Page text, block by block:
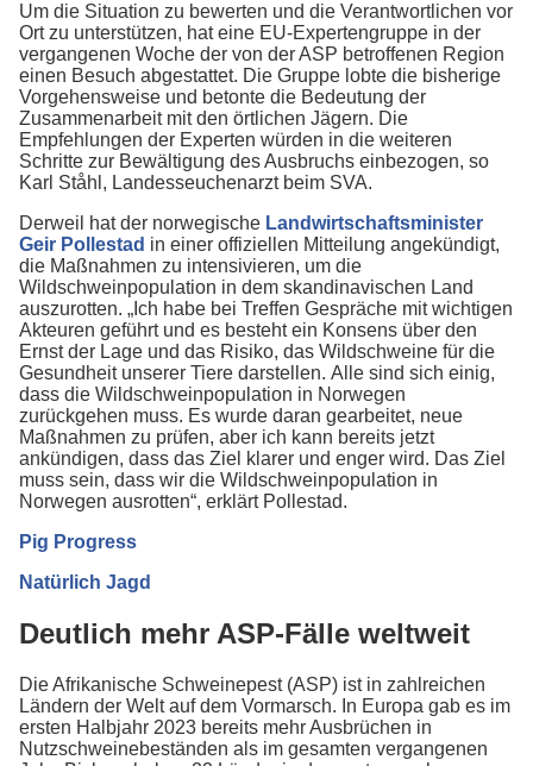
Um die Situation zu bewerten und die Verantwortlichen vor
Ort zu unterstützen, hat eine EU-Expertengruppe in der
vergangenen Woche der von der ASP betroffenen Region
einen Besuch abgestattet. Die Gruppe lobte die bisherige
Vorgehensweise und betonte die Bedeutung der
Zusammenarbeit mit den örtlichen Jägern. Die
Empfehlungen der Experten würden in die weiteren
Schritte zur Bewältigung des Ausbruchs einbezogen, so
Karl Ståhl, Landesseuchenarzt beim SVA.
Derweil hat der norwegische Landwirtschaftsminister
Geir Pollestad in einer offiziellen Mitteilung angekündigt,
die Maßnahmen zu intensivieren, um die
Wildschweinpopulation in dem skandinavischen Land
auszurotten. „Ich habe bei Treffen Gespräche mit wichtigen
Akteuren geführt und es besteht ein Konsens über den
Ernst der Lage und das Risiko, das Wildschweine für die
Gesundheit unserer Tiere darstellen. Alle sind sich einig,
dass die Wildschweinpopulation in Norwegen
zurückgehen muss. Es wurde daran gearbeitet, neue
Maßnahmen zu prüfen, aber ich kann bereits jetzt
ankündigen, dass das Ziel klarer und enger wird. Das Ziel
muss sein, dass wir die Wildschweinpopulation in
Norwegen ausrotten“, erklärt Pollestad.
Pig Progress
Natürlich Jagd
Deutlich mehr ASP-Fälle weltweit
Die Afrikanische Schweinepest (ASP) ist in zahlreichen
Ländern der Welt auf dem Vormarsch. In Europa gab es im
ersten Halbjahr 2023 bereits mehr Ausbrüchen in
Nutzschweinebeständen als im gesamten vergangenen